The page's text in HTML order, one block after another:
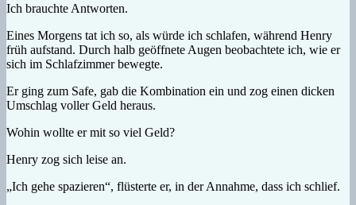
Ich brauchte Antworten.
Eines Morgens tat ich so, als würde ich schlafen, während Henry
früh aufstand. Durch halb geöffnete Augen beobachtete ich, wie er
sich im Schlafzimmer bewegte.
Er ging zum Safe, gab die Kombination ein und zog einen dicken
Umschlag voller Geld heraus.
Wohin wollte er mit so viel Geld?
Henry zog sich leise an.
„Ich gehe spazieren“, flüsterte er, in der Annahme, dass ich schlief.